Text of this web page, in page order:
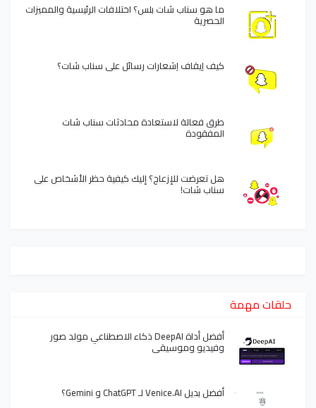
ما هو سناب شات بلس؟ اختلافات الرئيسية والمميزات
الحصرية
كيف إيقاف إشعارات رسائل على سناب شات؟
طرق فعالة لاستعادة محادثات سناب شات
المفقودة
هل تعرضت للإزعاج؟ إليك كيفية حظر الأشخاص على
سناب شات!
حلقات مهمة
أفضل أداة DeepAI ذكاء الاصطناعي مولد صور
وفيديو وموسيقى
أفضل بديل Venice.AI لـ ChatGPT و Gemini؟